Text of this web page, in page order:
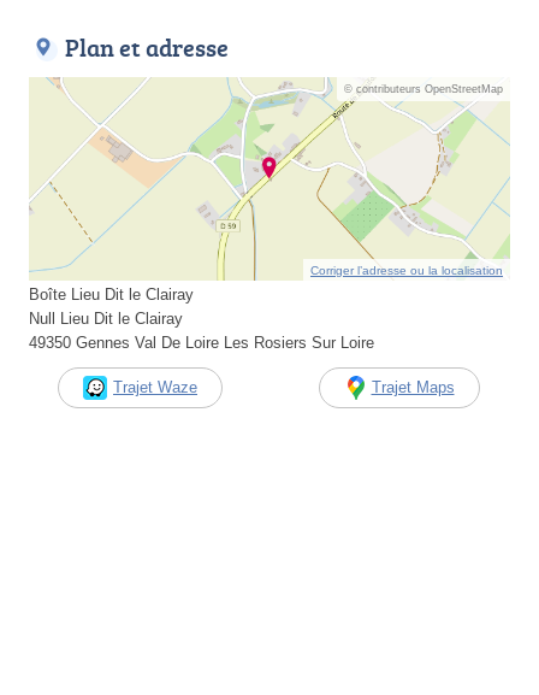
Plan et adresse
© contributeurs OpenStreetMap
Corriger l’adresse ou la localisation
Boîte Lieu Dit le Clairay
Null Lieu Dit le Clairay
49350 Gennes Val De Loire Les Rosiers Sur Loire
Trajet Waze Trajet Maps